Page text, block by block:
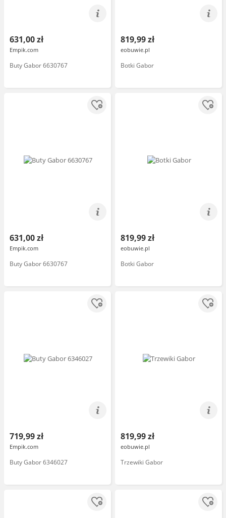
631,00 zł
Empik.com
Buty Gabor 6630767
819,99 zł
eobuwie.pl
Botki Gabor
631,00 zł
Empik.com
Buty Gabor 6630767
819,99 zł
eobuwie.pl
Botki Gabor
719,99 zł
Empik.com
Buty Gabor 6346027
819,99 zł
eobuwie.pl
Trzewiki Gabor